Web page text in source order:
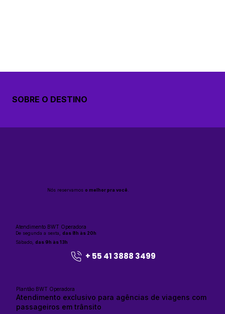
SOBRE O DESTINO
Nós reservamoso melhor pra você.
Atendimento BWT Operadora
De segunda a sexta,das 8h às 20h
Sábado,das 9h às 13h
+ 55 41 3888 3499
Plantão BWT Operadora
Atendimento exclusivo para agências de viagens com
passageiros em trânsito